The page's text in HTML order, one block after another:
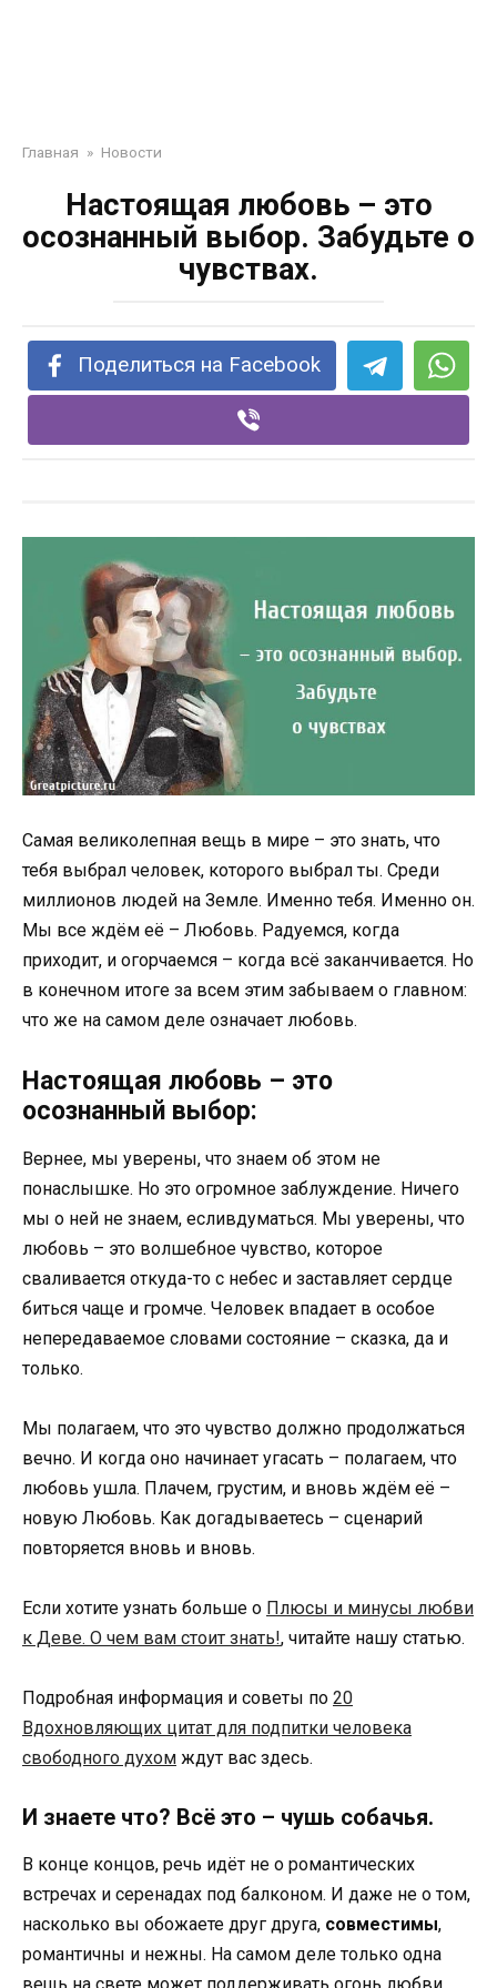
Главная » Новости
Настоящая любовь – это
осознанный выбор. Забудьте о
чувствах.
Поделиться на Facebook
Самая великолепная вещь в мире – это знать, что
тебя выбрал человек, которого выбрал ты. Среди
миллионов людей на Земле. Именно тебя. Именно он.
Мы все ждём её – Любовь. Радуемся, когда
приходит, и огорчаемся – когда всё заканчивается. Но
в конечном итоге за всем этим забываем о главном:
что же на самом деле означает любовь.
Настоящая любовь – это
осознанный выбор:
Вернее, мы уверены, что знаем об этом не
понаслышке. Но это огромное заблуждение. Ничего
мы о ней не знаем, есливдуматься. Мы уверены, что
любовь – это волшебное чувство, которое
сваливается откуда-то с небес и заставляет сердце
биться чаще и громче. Человек впадает в особое
непередаваемое словами состояние – сказка, да и
только.
Мы полагаем, что это чувство должно продолжаться
вечно. И когда оно начинает угасать – полагаем, что
любовь ушла. Плачем, грустим, и вновь ждём её –
новую Любовь. Как догадываетесь – сценарий
повторяется вновь и вновь.
Если хотите узнать больше о Плюсы и минусы любви
к Деве. О чем вам стоит знать!, читайте нашу статью.
Подробная информация и советы по 20
Вдохновляющих цитат для подпитки человека
свободного духом ждут вас здесь.
И знаете что? Всё это – чушь собачья.
В конце концов, речь идёт не о романтических
встречах и серенадах под балконом. И даже не о том,
насколько вы обожаете друг друга, совместимы,
романтичны и нежны. На самом деле только одна